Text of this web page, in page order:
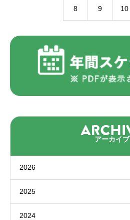
8 9 10
アーカイブ
2026
2025
2024